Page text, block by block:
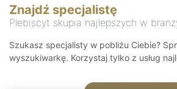
Znajdź specjalistę
Plebiscyt skupia najlepszych w
Szukasz specjalisty w pobliżu Ciebie?
wyszukiwarkę. Korzystaj tylko z usług